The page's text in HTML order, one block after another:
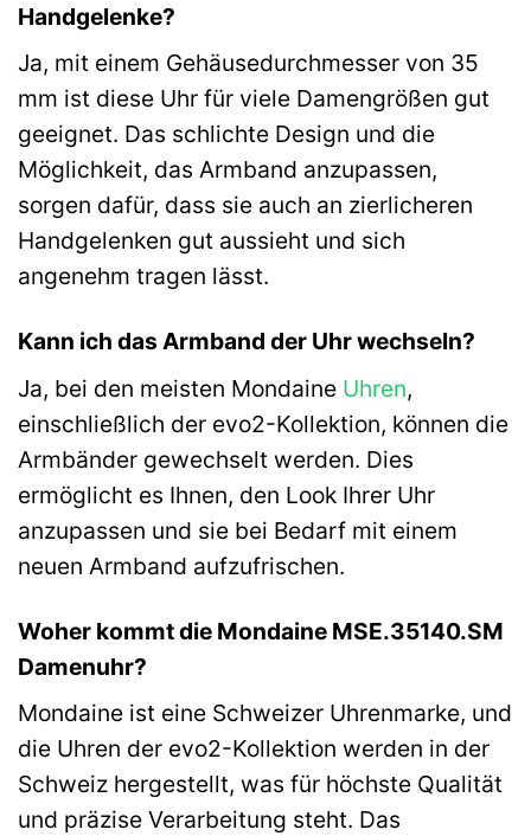
Handgelenke?
Ja, mit einem Gehäusedurchmesser von 35
mm ist diese Uhr für viele Damengrößen gut
geeignet. Das schlichte Design und die
Möglichkeit, das Armband anzupassen,
sorgen dafür, dass sie auch an zierlicheren
Handgelenken gut aussieht und sich
angenehm tragen lässt.
Kann ich das Armband der Uhr wechseln?
Ja, bei den meisten Mondaine Uhren,
einschließlich der evo2-Kollektion, können die
Armbänder gewechselt werden. Dies
ermöglicht es Ihnen, den Look Ihrer Uhr
anzupassen und sie bei Bedarf mit einem
neuen Armband aufzufrischen.
Woher kommt die Mondaine MSE.35140.SM
Damenuhr?
Mondaine ist eine Schweizer Uhrenmarke, und
die Uhren der evo2-Kollektion werden in der
Schweiz hergestellt, was für höchste Qualität
und präzise Verarbeitung steht. Das